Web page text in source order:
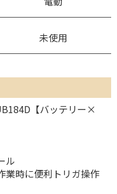
未使用
【バッテリー×
ル
業時に便利トリガ操作